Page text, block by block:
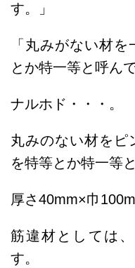
す。」
「丸みがない材
とか特一等と呼ん
ナルホド・・・。
丸みのない材をピ
を特等とか特一等
厚さ40mm×巾
筋違材としては
す。